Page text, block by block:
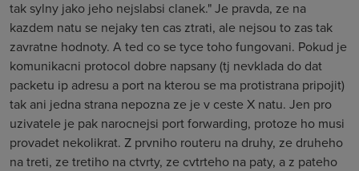
tak sylny jako jeho nejslabsi clanek." Je pravda, ze na
kazdem natu se nejaky ten cas ztrati, ale nejsou to zas tak
zavratne hodnoty. A ted co se tyce toho fungovani. Pokud je
komunikacni protocol dobre napsany (tj nevklada do dat
packetu ip adresu a port na kterou se ma protistrana pripojit)
tak ani jedna strana nepozna ze je v ceste X natu. Jen pro
uzivatele je pak narocnejsi port forwarding, protoze ho musi
provadet nekolikrat. Z prvniho routeru na druhy, ze druheho
na treti, ze tretiho na ctvrty, ze cvtrteho na paty, a z pateho